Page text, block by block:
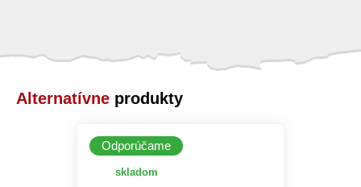
Alternatívne produkty
Odporúčame
skladom